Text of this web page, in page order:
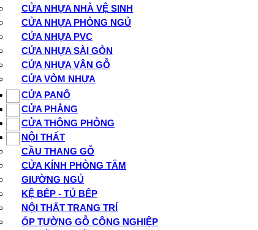
CỬA NHỰA NHÀ VỆ SINH
CỬA NHỰA PHÒNG NGỦ
CỬA NHỰA PVC
CỬA NHỰA SÀI GÒN
CỬA NHỰA VÂN GỖ
CỬA VÒM NHỰA
CỬA PANÔ
CỬA PHẲNG
CỬA THÔNG PHÒNG
NỘI THẤT
CẦU THANG GỖ
CỬA KÍNH PHÒNG TẮM
GIƯỜNG NGỦ
KỆ BẾP - TỦ BẾP
NỘI THẤT TRANG TRÍ
ỐP TƯỜNG GỖ CÔNG NGHIỆP